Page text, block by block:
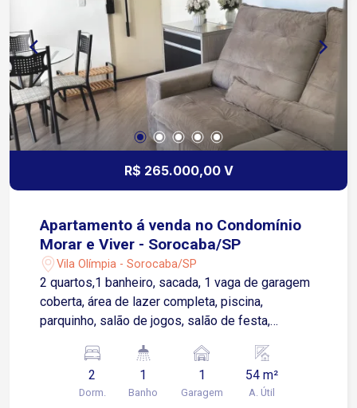
R$ 265.000,00 V
Apartamento á venda no Condomínio
Morar e Viver - Sorocaba/SP
Vila Olímpia - Sorocaba/SP
2 quartos,1 banheiro, sacada, 1 vaga de garagem
coberta, área de lazer completa, piscina,
parquinho, salão de jogos, salão de festa,
2
Dorm.
1
Banho
1
Garagem
54 m²
A. Útil